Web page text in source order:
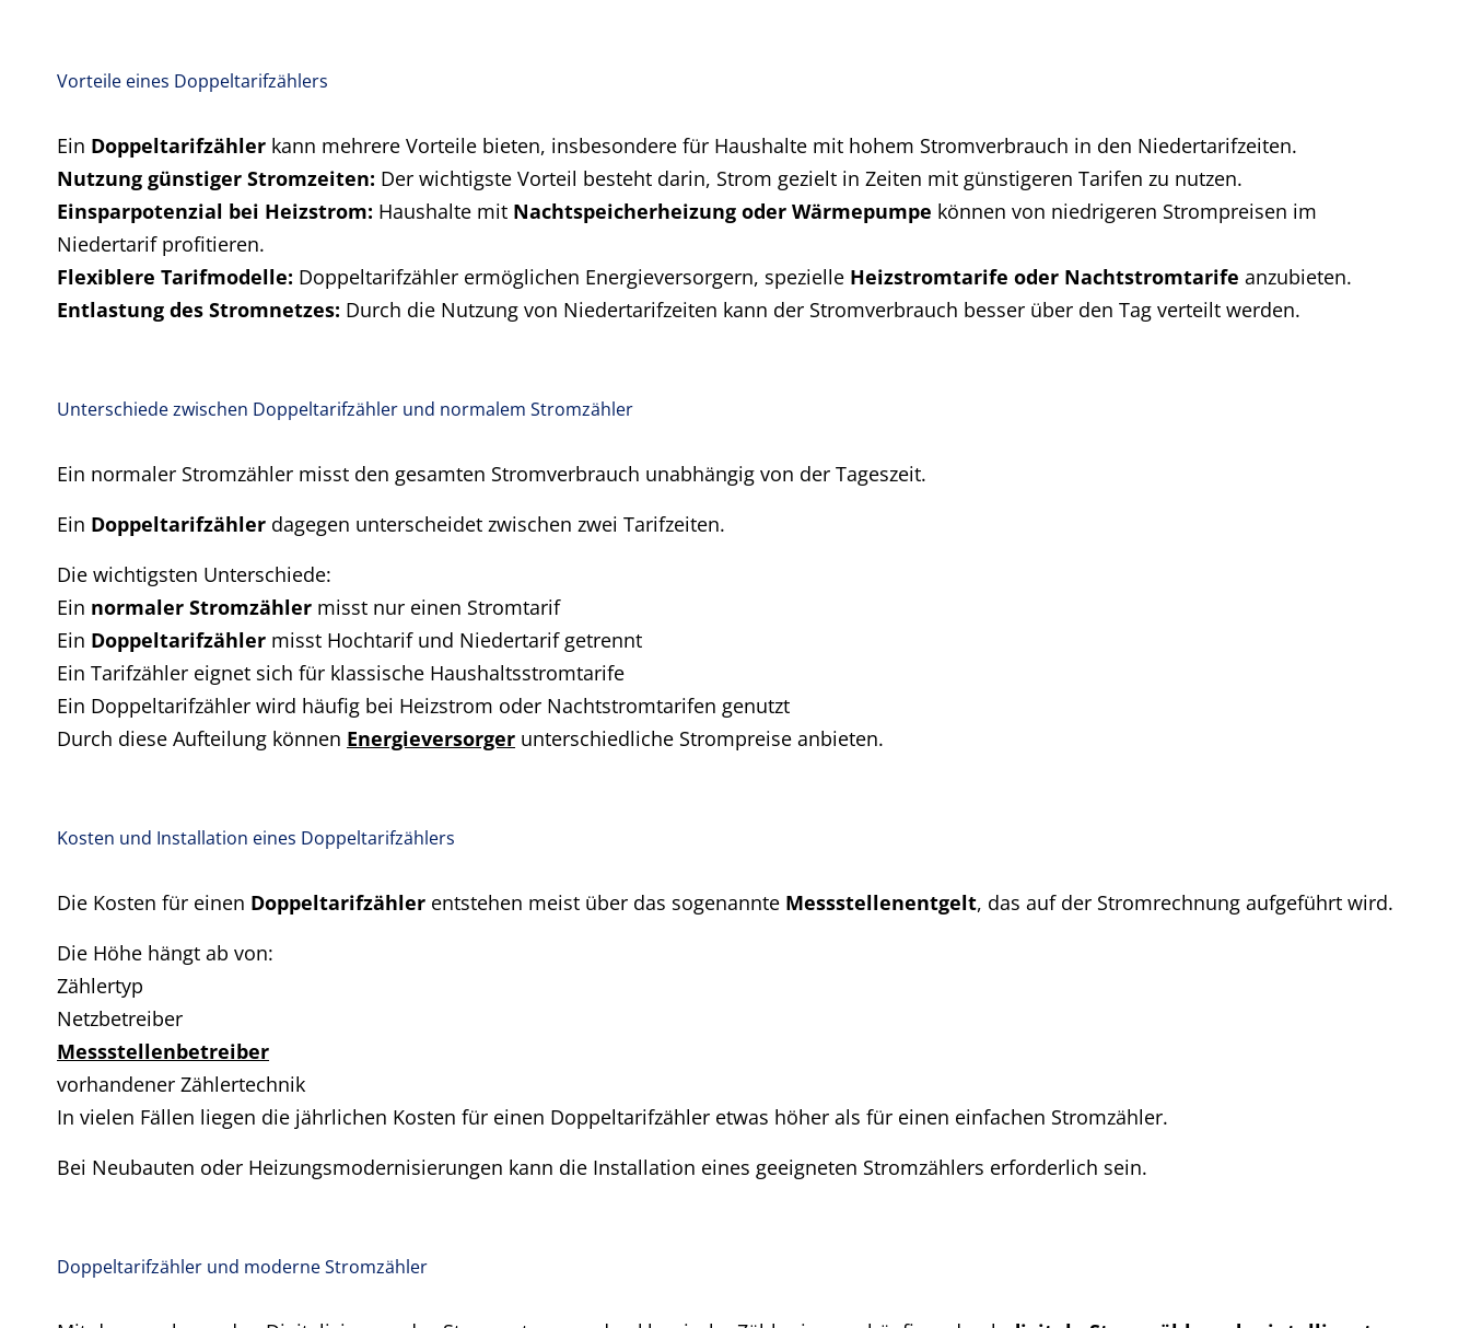
Vorteile eines Doppeltarifzählers
Ein Doppeltarifzähler kann mehrere Vorteile bieten, insbesondere für Haushalte mit hohem Stromverbrauch in den Niedertarifzeiten.
Nutzung günstiger Stromzeiten: Der wichtigste Vorteil besteht darin, Strom gezielt in Zeiten mit günstigeren Tarifen zu nutzen.
Einsparpotenzial bei Heizstrom: Haushalte mit Nachtspeicherheizung oder Wärmepumpe können von niedrigeren Strompreisen im
Niedertarif profitieren.
Flexiblere Tarifmodelle: Doppeltarifzähler ermöglichen Energieversorgern, spezielle Heizstromtarife oder Nachtstromtarife anzubieten.
Entlastung des Stromnetzes: Durch die Nutzung von Niedertarifzeiten kann der Stromverbrauch besser über den Tag verteilt werden.
Unterschiede zwischen Doppeltarifzähler und normalem Stromzähler
Ein normaler Stromzähler misst den gesamten Stromverbrauch unabhängig von der Tageszeit.
Ein Doppeltarifzähler dagegen unterscheidet zwischen zwei Tarifzeiten.
Die wichtigsten Unterschiede:
Ein normaler Stromzähler misst nur einen Stromtarif
Ein Doppeltarifzähler misst Hochtarif und Niedertarif getrennt
Ein Tarifzähler eignet sich für klassische Haushaltsstromtarife
Ein Doppeltarifzähler wird häufig bei Heizstrom oder Nachtstromtarifen genutzt
Durch diese Aufteilung können Energieversorger unterschiedliche Strompreise anbieten.
Kosten und Installation eines Doppeltarifzählers
Die Kosten für einen Doppeltarifzähler entstehen meist über das sogenannte Messstellenentgelt, das auf der Stromrechnung aufgeführt wird.
Die Höhe hängt ab von:
Zählertyp
Netzbetreiber
Messstellenbetreiber
vorhandener Zählertechnik
In vielen Fällen liegen die jährlichen Kosten für einen Doppeltarifzähler etwas höher als für einen einfachen Stromzähler.
Bei Neubauten oder Heizungsmodernisierungen kann die Installation eines geeigneten Stromzählers erforderlich sein.
Doppeltarifzähler und moderne Stromzähler